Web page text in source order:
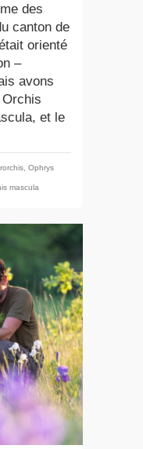
des
canton de
orienté
–
avons
et le
,Ophrys
mascula